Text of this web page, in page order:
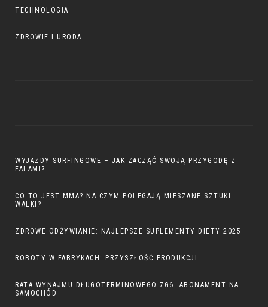
TECHNOLOGIA
ZDROWIE I URODA
WYJAZDY SURFINGOWE – JAK ZACZĄĆ SWOJĄ PRZYGODĘ Z
FALAMI?
CO TO JEST MMA? NA CZYM POLEGAJĄ MIESZANE SZTUKI
WALKI?
ZDROWE ODŻYWIANIE: NAJLEPSZE SUPLEMENTY DIETY 2025
ROBOTY W FABRYKACH: PRZYSZŁOŚĆ PRODUKCJI
RATA WYNAJMU DŁUGOTERMINOWEGO 7G6. ABONAMENT NA
SAMOCHÓD